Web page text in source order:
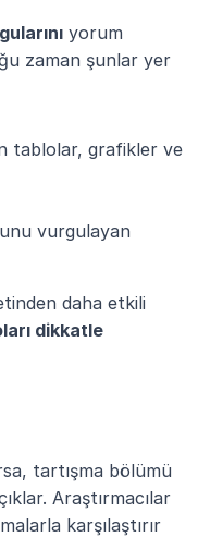
yorum
zaman şunlar yer
tablolar, grafikler ve
daha etkili
dikkatle
Araştırmacılar
karşılaştırır